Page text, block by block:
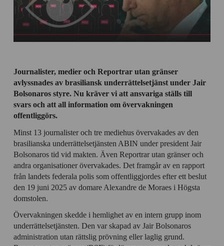
Journalister, medier och Reportrar utan gränser
avlyssnades av brasiliansk underrättelsetjänst under Jair
Bolsonaros styre. Nu kräver vi att ansvariga ställs till
svars och att all information om övervakningen
offentliggörs.
Minst 13 journalister och tre mediehus övervakades av den
brasilianska underrättelsetjänsten ABIN under president Jair
Bolsonaros tid vid makten. Även Reportrar utan gränser och
andra organisationer övervakades. Det framgår av en rapport
från landets federala polis som offentliggjordes efter ett beslut
den 19 juni 2025 av domare Alexandre de Moraes i Högsta
domstolen.
Övervakningen skedde i hemlighet av en intern grupp inom
underrättelsetjänsten. Den var skapad av Jair Bolsonaros
administration utan rättslig prövning eller laglig grund.